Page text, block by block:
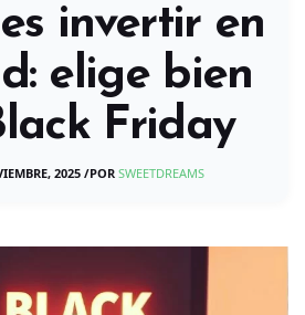
invertir en
elige bien
Friday
2025/POR SWEETDREAMS